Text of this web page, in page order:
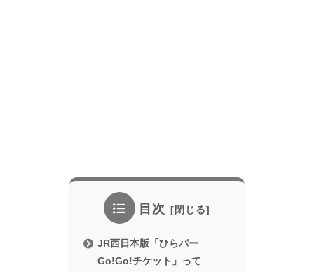
目次
JR西日本版「ひらパー
Go!Go!チケット」って